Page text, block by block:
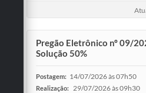
Pregão Eletrônico nº 09/
Solução 50%
Postagem: 14/07/2026 às 07h50
Realização: 29/07/2026 às 09h30